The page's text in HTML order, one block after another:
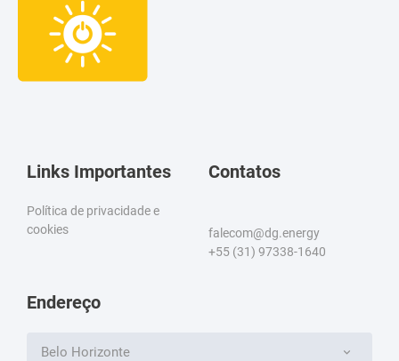
Links Importantes
Política de privacidade e
cookies
Contatos
falecom@dg.energy
+55 (31) 97338-1640
Endereço
Belo Horizonte